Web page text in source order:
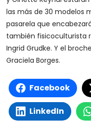
las más de 30 modelos
pasarela que
también fisicoculturista
Ingrid Grudke. Y el
Graciela Borges.
Facebook
LinkedIn